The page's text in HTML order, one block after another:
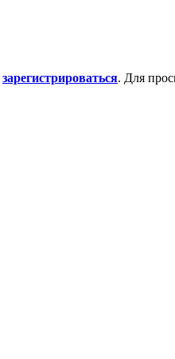
зарегистрироваться. Для